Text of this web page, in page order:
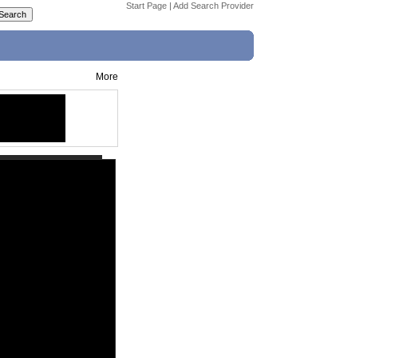
Start Page | Add Search Provider
More